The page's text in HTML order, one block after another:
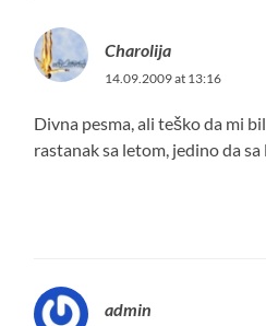
Charolija
14.09.2009 at 13:16
Divna pesma, ali teško da mi
rastanak sa letom, jedino da
admin